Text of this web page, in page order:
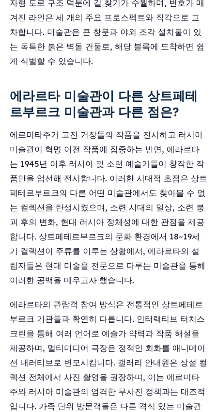
자형 도로 구조 덕분에 길 찾기가 수월하며, 번호가 매
겨진 라인은 세 개의 주요 프로스펙트와 직각으로 교
차합니다. 미술관은 큰 창문과 야외 조각 설치물이 있
는 독특한 붉은 벽돌 건물로, 해당 블록에 도착하면 쉽
게 식별할 수 있습니다.
에라르타 미술관이 다른 상트페테
르부르크 미술관과 다른 점은?
에르미타주가 고전 거장들의 작품을 전시하고 러시아
미술관이 혁명 이전 작품에 집중하는 반면, 에라르타
는 1945년 이후 러시아 및 소련 예술가들이 창작한 작
품만을 엄선해 전시합니다. 이러한 시대적 초점은 상트
페테르부르크의 다른 어떤 미술관에서도 찾아볼 수 없
는 컬렉션을 탄생시켰으며, 소련 시대의 일상, 소련 붕
괴 후의 변화, 현대 러시아 정체성에 대한 관점을 제공
합니다. 상트페테르부르크의 문화 환경에서 18~19세
기 컬렉션이 주류를 이루는 상황에서, 에라르타의 설
립자들은 현대 미술을 전문으로 다루는 미술관을 통해
이러한 공백을 메우고자 했습니다.
에라르타의 관람객 참여 방식은 전통적인 상트페테르
부르크 기관들과 확연히 다릅니다. 인터랙티브 터치스
크린을 통해 여러 언어로 예술가 약력과 작품 해설을
제공하며, 멀티미디어 극장은 정적인 회화를 애니메이
션 내러티브로 변모시킵니다. 갤러리 안내원은 상설 컬
렉션 전체에서 사진 촬영을 권장하며, 이는 에르미타
주와 러시아 미술관의 엄격한 무사진 정책과는 대조적
입니다. 가족 단위 방문객들은 다른 격식 있는 미술관